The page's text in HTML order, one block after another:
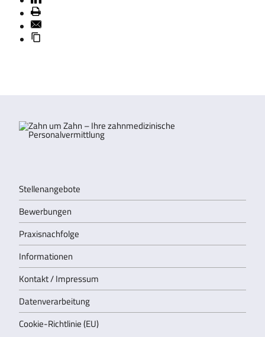
Stellenangebote
Bewerbungen
Praxisnachfolge
Informationen
Kontakt / Impressum
Datenverarbeitung
Cookie-Richtlinie (EU)